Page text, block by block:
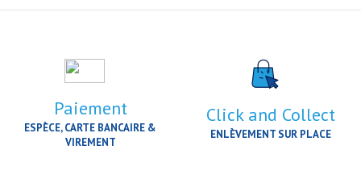
Paiement
ESPÈCE, CARTE BANCAIRE &
VIREMENT
Click and Collect
ENLÈVEMENT SUR PLACE